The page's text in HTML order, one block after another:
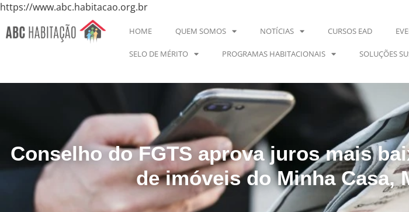
https://www.abc.habitacao.org.br
HOME QUEM SOMOS NOTÍCIAS CURSOS EAD
SELO DE MÉRITO PROGRAMAS HABITACIONAIS SOLUÇÕES
Conselho do FGTS aprova juros mais
de imóveis do Minha Casa,